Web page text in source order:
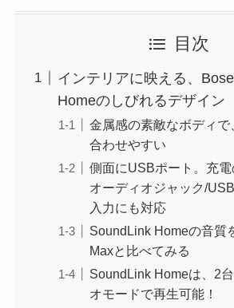
目次
インテリアに映える、
Homeのしびれるデザイン
金属感の素敵なボディで
合わせやすい
側面にUSBポート。充
オーディオジャック/
入力にも対応
SoundLink Homeの音質
Maxと比べてみる
SoundLink Homeは、2
オモードで再生可能！